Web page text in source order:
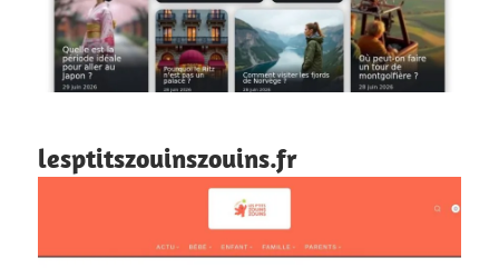
lesptitszouinszouins.fr